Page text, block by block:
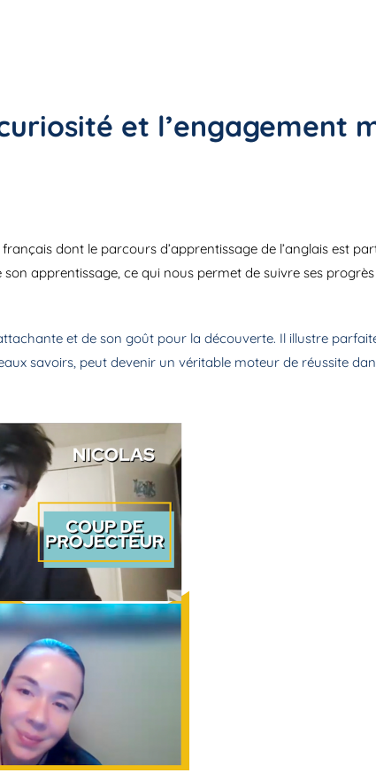
et l’engagement
dont le parcours d’apprentissage de l’anglais est
apprentissage, ce qui nous permet de suivre ses
et de son goût pour la découverte. Il illustre
savoirs, peut devenir un véritable moteur de réussite